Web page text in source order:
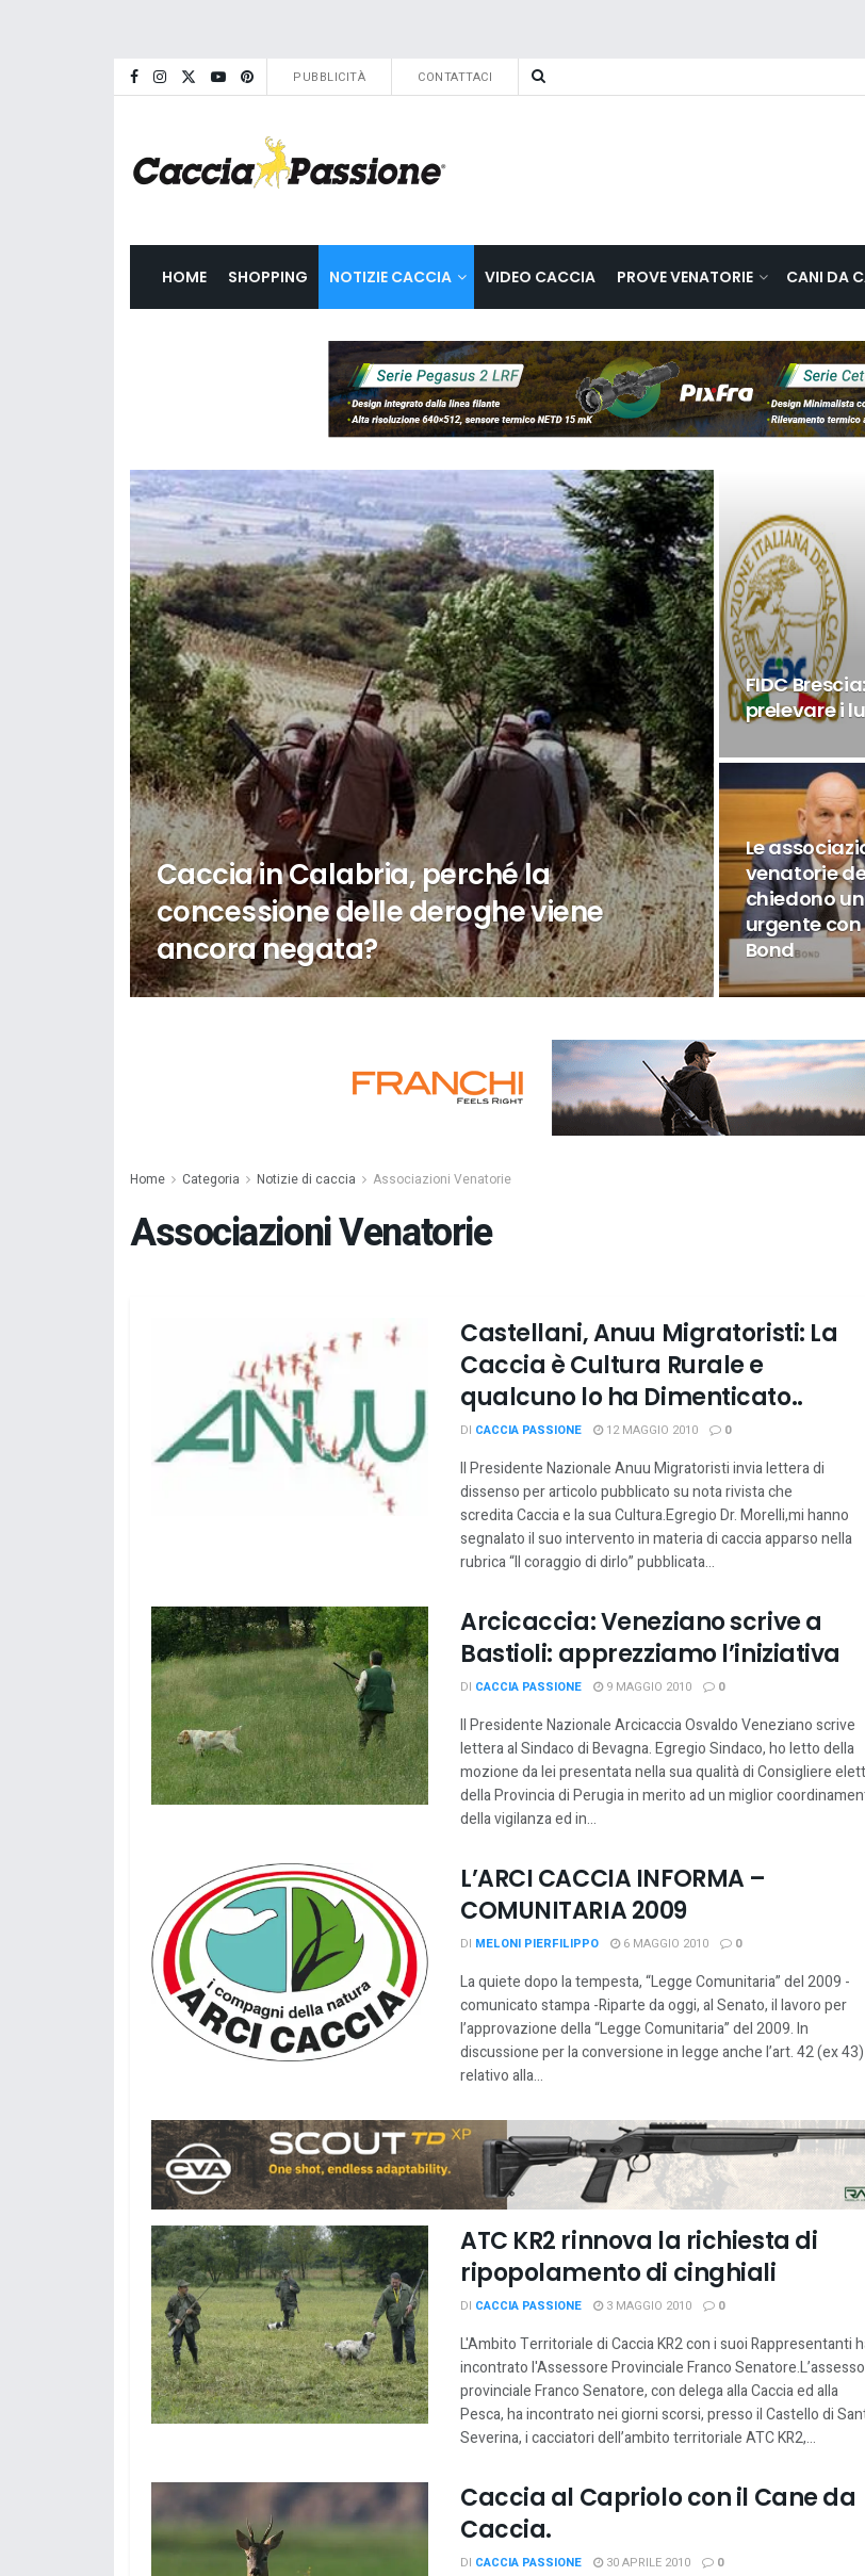
PUBBLICITÀ CONTATTACI
HOME SHOPPING NOTIZIE CACCIA VIDEO CACCIA PROVE VENATORIE CANI DA
Caccia in Calabria, perché la
concessione delle deroghe viene
ancora negata?
FIDC
prelevare i
Le
venatorie
chiedono
urgente con
Bond
Home Categoria Notizie di caccia Associazioni Venatorie
Associazioni Venatorie
Castellani, Anuu Migratoristi: La
Caccia è Cultura Rurale e
qualcuno lo ha Dimenticato..
DI CACCIA PASSIONE 12 MAGGIO 2010 0
Il Presidente Nazionale Anuu Migratoristi invia lettera di
dissenso per articolo pubblicato su nota rivista che
scredita Caccia e la sua Cultura.Egregio Dr. Morelli,mi hanno
segnalato il suo intervento in materia di caccia apparso nella
rubrica “Il coraggio di dirlo” pubblicata...
Arcicaccia: Veneziano scrive a
Bastioli: apprezziamo l’iniziativa
DI CACCIA PASSIONE 9 MAGGIO 2010 0
Il Presidente Nazionale Arcicaccia Osvaldo Veneziano scrive
lettera al Sindaco di Bevagna. Egregio Sindaco, ho letto della
mozione da lei presentata nella sua qualità di Consigliere
della Provincia di Perugia in merito ad un miglior
della vigilanza ed in...
L’ARCI CACCIA INFORMA –
COMUNITARIA 2009
DI MELONI PIERFILIPPO 6 MAGGIO 2010 0
La quiete dopo la tempesta, “Legge Comunitaria” del 2009 -
comunicato stampa -Riparte da oggi, al Senato, il lavoro per
l’approvazione della “Legge Comunitaria” del 2009. In
discussione per la conversione in legge anche l’art. 42 (ex 43)
relativo alla...
ATC KR2 rinnova la richiesta di
ripopolamento di cinghiali
DI CACCIA PASSIONE 3 MAGGIO 2010 0
L'Ambito Territoriale di Caccia KR2 con i suoi Rappresentanti
incontrato l'Assessore Provinciale Franco
provinciale Franco Senatore, con delega alla Caccia ed alla
Pesca, ha incontrato nei giorni scorsi, presso il Castello di
Severina, i cacciatori dell’ambito territoriale ATC KR2,...
Caccia al Capriolo con il Cane da
Caccia.
DI CACCIA PASSIONE 30 APRILE 2010 0